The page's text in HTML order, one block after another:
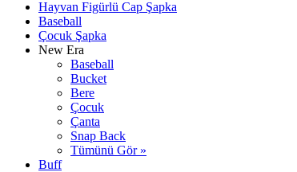
Hayvan Figürlü Cap Şapka
Baseball
Çocuk Şapka
New Era
Baseball
Bucket
Bere
Çocuk
Çanta
Snap Back
Tümünü Gör »
Buff